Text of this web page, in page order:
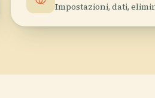
Impostazioni, dati,